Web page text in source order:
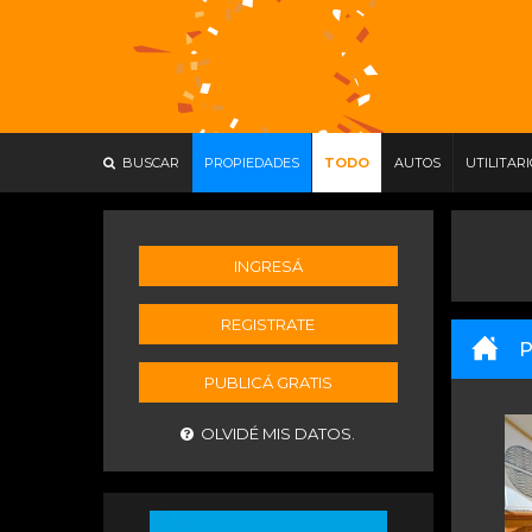
BUSCAR PROPIEDADES TODO AUTOS
INGRESÁ
REGISTRATE
PUBLICÁ GRATIS
OLVIDÉ MIS DATOS.